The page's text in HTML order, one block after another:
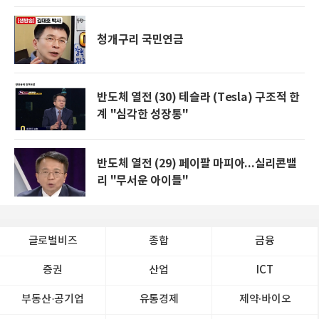
청개구리 국민연금
반도체 열전 (30) 테슬라 (Tesla) 구조적 한
계 "심각한 성장통"
반도체 열전 (29) 페이팔 마피아...실리콘밸
리 "무서운 아이들"
글로벌비즈 종합 금융
증권 산업 ICT
부동산·공기업 유통경제 제약∙바이오